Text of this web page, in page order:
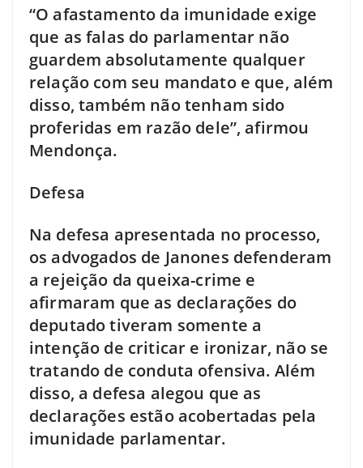
“O afastamento da imunidade exige
que as falas do parlamentar não
guardem absolutamente qualquer
relação com seu mandato e que, além
disso, também não tenham sido
proferidas em razão dele”, afirmou
Mendonça.
Defesa
Na defesa apresentada no processo,
os advogados de Janones defenderam
a rejeição da queixa-crime e
afirmaram que as declarações do
deputado tiveram somente a
intenção de criticar e ironizar, não se
tratando de conduta ofensiva. Além
disso, a defesa alegou que as
declarações estão acobertadas pela
imunidade parlamentar.